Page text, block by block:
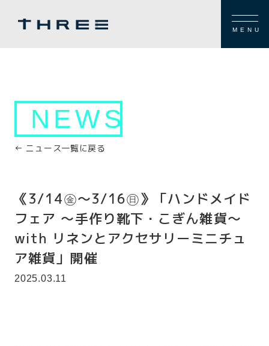
MENU
NEWS
← ニュース一覧に戻る
《3/14㊎～3/16㊐》「ハンドメイド
フェア ～手作り靴下・こぎん雑貨～
with リネンとアクセサリーミニチュ
ア雑貨」開催
2025.03.11